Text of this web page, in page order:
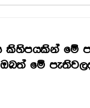
කිහිපයකින් මේ
මේ